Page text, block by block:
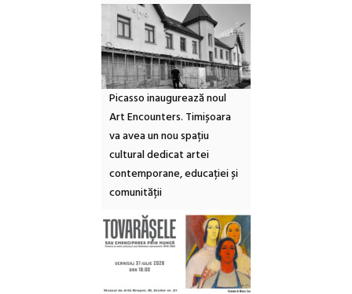
Picasso inaugurează noul
Art Encounters. Timișoara
va avea un nou spațiu
cultural dedicat artei
contemporane, educației și
comunității